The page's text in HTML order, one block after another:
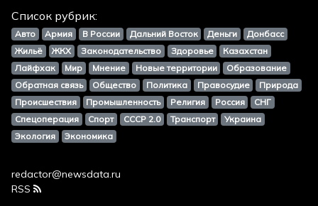
Список рубрик:
Авто Армия В России Дальний Восток Деньги
Донбасс
Жильё
ЖКХ Законодательство Здоровье
Казахстан
Лайфхак
Мир Мнение Новые территории
Образование
Обратная связь
Общество Политика Правосудие
Природа
Происшествия
Промышленность Религия Россия
СНГ
Спецоперация
Спорт СССР 2.0 Транспорт
Украина
Экология
Экономика
redactor@newsdata.ru
RSS